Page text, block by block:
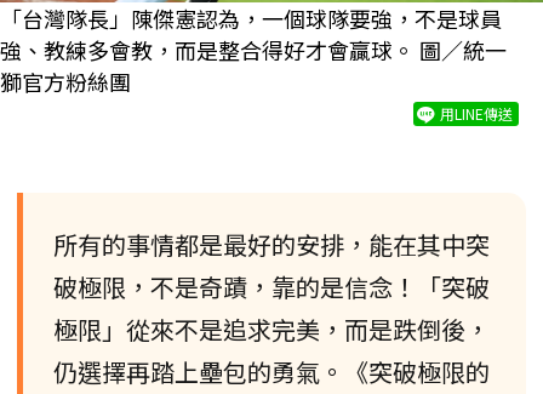
「台灣隊長」陳傑憲認為，一個球隊要強，不是球員
強、教練多會教，而是整合得好才會贏球。 圖／統一
獅官方粉絲團
用LINE傳送
所有的事情都是最好的安排，能在其中突
破極限，不是奇蹟，靠的是信念！「突破
極限」從來不是追求完美，而是跌倒後，
仍選擇再踏上壘包的勇氣。《突破極限的